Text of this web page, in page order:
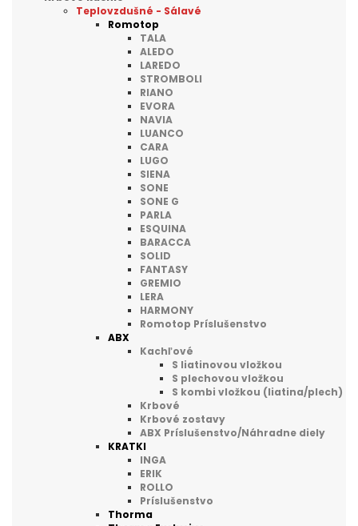
Teplovzdušné - Sálavé
Romotop
TALA
ALEDO
LAREDO
STROMBOLI
RIANO
EVORA
NAVIA
LUANCO
CARA
LUGO
SIENA
SONE
SONE G
PARLA
ESQUINA
BARACCA
SOLID
FANTASY
GREMIO
LERA
HARMONY
Romotop Príslušenstvo
ABX
Kachľové
S liatinovou vložkou
S plechovou vložkou
S kombi vložkou (liatina/plech)
Krbové
Krbové zostavy
ABX Príslušenstvo/Náhradne diely
KRATKI
INGA
ERIK
ROLLO
Príslušenstvo
Thorma